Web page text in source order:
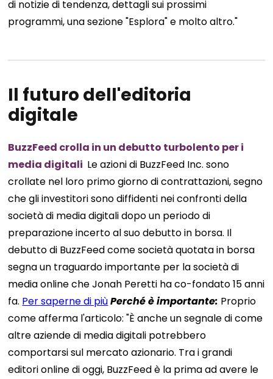
di notizie di tendenza, dettagli sui prossimi
programmi, una sezione "Esplora" e molto altro."
Il futuro dell'editoria
digitale
BuzzFeed crolla in un debutto turbolento per i
media digitali Le azioni di BuzzFeed Inc. sono
crollate nel loro primo giorno di contrattazioni, segno
che gli investitori sono diffidenti nei confronti della
società di media digitali dopo un periodo di
preparazione incerto al suo debutto in borsa. Il
debutto di BuzzFeed come società quotata in borsa
segna un traguardo importante per la società di
media online che Jonah Peretti ha co-fondato 15 anni
fa. Per saperne di piùPerché è importante: Proprio
come afferma l'articolo: "È anche un segnale di come
altre aziende di media digitali potrebbero
comportarsi sul mercato azionario. Tra i grandi
editori online di oggi, BuzzFeed è la prima ad avere le